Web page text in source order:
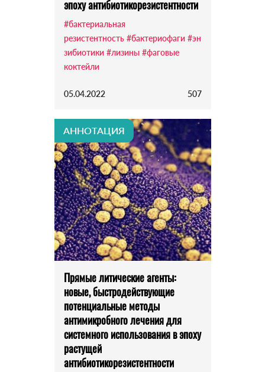
эпоху антибиотикорезистентности
#бактериальная
резистентность #бактериофаги #эн
зибиотики #лизины #фаговые
коктейли
05.04.2022 507
АННОТАЦИЯ
Прямые литические агенты:
новые, быстродействующие
потенциальные методы
антимикробного лечения для
системного использования в эпоху
растущей
антибиотикорезистентности